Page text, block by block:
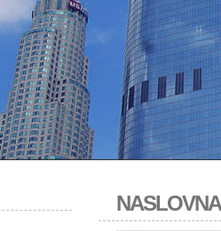
NASLOVNA